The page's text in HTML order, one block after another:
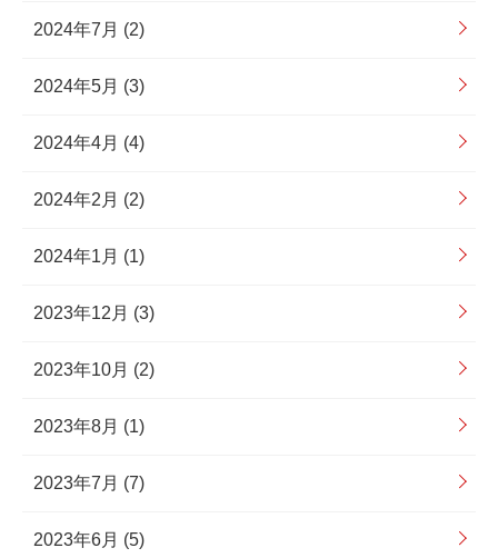
2024年7月 (2)
2024年5月 (3)
2024年4月 (4)
2024年2月 (2)
2024年1月 (1)
2023年12月 (3)
2023年10月 (2)
2023年8月 (1)
2023年7月 (7)
2023年6月 (5)